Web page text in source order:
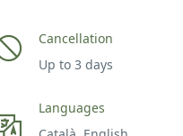
Cancellation
Up to 3 days
Languages